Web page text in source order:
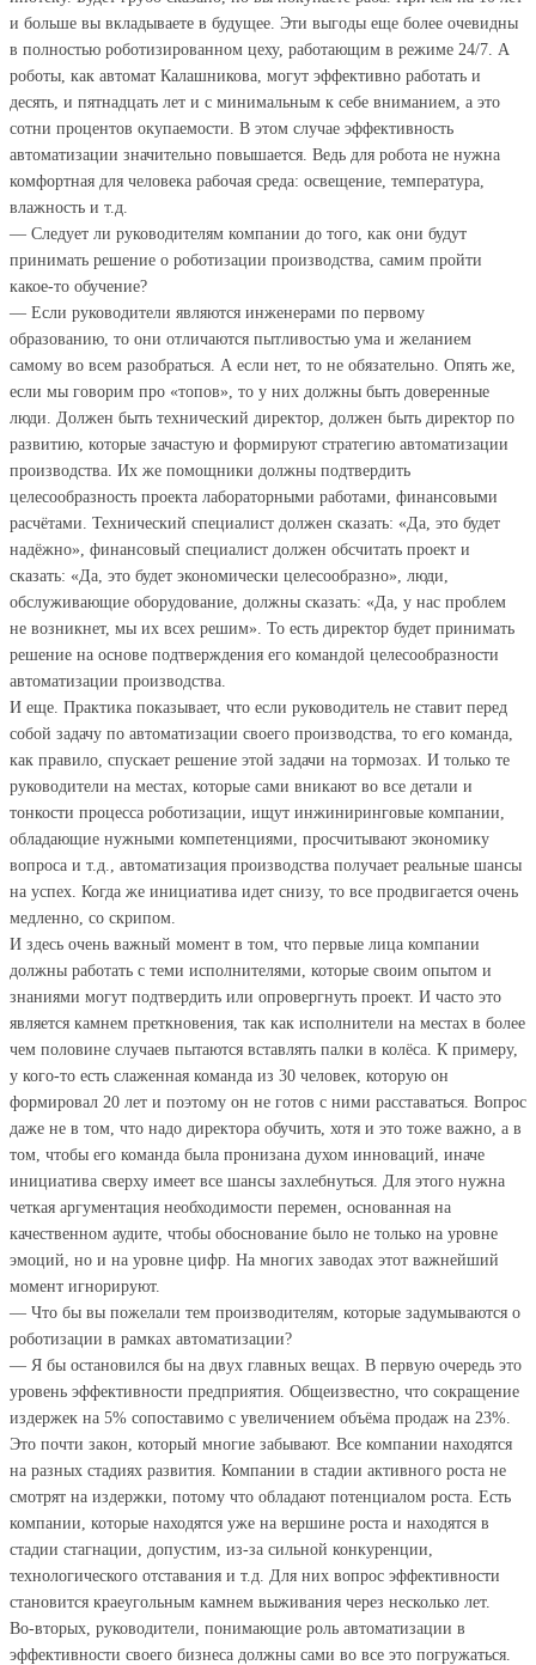
и больше вы вкладываете в будущее. Эти выгоды еще более очевидны
в полностью роботизированном цеху, работающим в режиме 24/7. А
роботы, как автомат Калашникова, могут эффективно работать и
десять, и пятнадцать лет и с минимальным к себе вниманием, а это
сотни процентов окупаемости. В этом случае эффективность
автоматизации значительно повышается. Ведь для робота не нужна
комфортная для человека рабочая среда: освещение, температура,
влажность и т.д.
— Следует ли руководителям компании до того, как они будут
принимать решение о роботизации производства, самим пройти
какое-то обучение?
— Если руководители являются инженерами по первому
образованию, то они отличаются пытливостью ума и желанием
самому во всем разобраться. А если нет, то не обязательно. Опять же,
если мы говорим про «топов», то у них должны быть доверенные
люди. Должен быть технический директор, должен быть директор по
развитию, которые зачастую и формируют стратегию автоматизации
производства. Их же помощники должны подтвердить
целесообразность проекта лабораторными работами, финансовыми
расчётами. Технический специалист должен сказать: «Да, это будет
надёжно», финансовый специалист должен обсчитать проект и
сказать: «Да, это будет экономически целесообразно», люди,
обслуживающие оборудование, должны сказать: «Да, у нас проблем
не возникнет, мы их всех решим». То есть директор будет принимать
решение на основе подтверждения его командой целесообразности
автоматизации производства.
И еще. Практика показывает, что если руководитель не ставит перед
собой задачу по автоматизации своего производства, то его команда,
как правило, спускает решение этой задачи на тормозах. И только те
руководители на местах, которые сами вникают во все детали и
тонкости процесса роботизации, ищут инжиниринговые компании,
обладающие нужными компетенциями, просчитывают экономику
вопроса и т.д., автоматизация производства получает реальные шансы
на успех. Когда же инициатива идет снизу, то все продвигается очень
медленно, со скрипом.
И здесь очень важный момент в том, что первые лица компании
должны работать с теми исполнителями, которые своим опытом и
знаниями могут подтвердить или опровергнуть проект. И часто это
является камнем преткновения, так как исполнители на местах в более
чем половине случаев пытаются вставлять палки в колёса. К примеру,
у кого-то есть слаженная команда из 30 человек, которую он
формировал 20 лет и поэтому он не готов с ними расставаться. Вопрос
даже не в том, что надо директора обучить, хотя и это тоже важно, а в
том, чтобы его команда была пронизана духом инноваций, иначе
инициатива сверху имеет все шансы захлебнуться. Для этого нужна
четкая аргументация необходимости перемен, основанная на
качественном аудите, чтобы обоснование было не только на уровне
эмоций, но и на уровне цифр. На многих заводах этот важнейший
момент игнорируют.
— Что бы вы пожелали тем производителям, которые задумываются о
роботизации в рамках автоматизации?
— Я бы остановился бы на двух главных вещах. В первую очередь это
уровень эффективности предприятия. Общеизвестно, что сокращение
издержек на 5% сопоставимо с увеличением объёма продаж на 23%.
Это почти закон, который многие забывают. Все компании находятся
на разных стадиях развития. Компании в стадии активного роста не
смотрят на издержки, потому что обладают потенциалом роста. Есть
компании, которые находятся уже на вершине роста и находятся в
стадии стагнации, допустим, из-за сильной конкуренции,
технологического отставания и т.д. Для них вопрос эффективности
становится краеугольным камнем выживания через несколько лет.
Во-вторых, руководители, понимающие роль автоматизации в
эффективности своего бизнеса должны сами во все это погружаться.